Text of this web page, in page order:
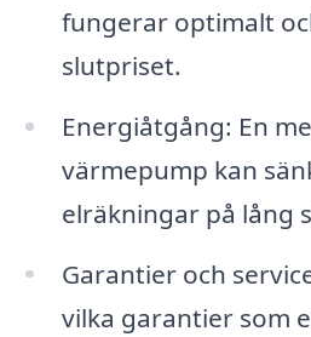
fungerar optimalt
slutpriset.
Energiåtgång: En
värmepump kan
elräkningar på lång
Garantier och
vilka garantier som